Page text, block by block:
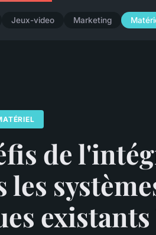
Jeux-video Marketing
de
les
existants